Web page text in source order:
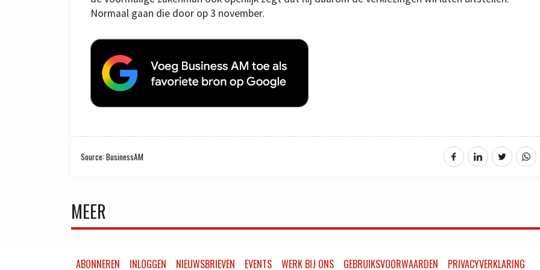
Normaal gaan die door op 3 november.
Source: BusinessAM
MEER
ABONNEREN INLOGGEN NIEUWSBRIEVEN EVENTS WERK BIJ ONS GEBRUIKSVOORWAARDEN PRIVACYVERKLARING